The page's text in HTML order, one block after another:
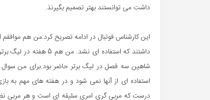
داشت می توانستند بهتر تصمیم بگیرنذ.
این کارشناس فوتبال در ادامه تصریح کرد:من هم
داشتند که استفاده
شاهین سه فصل در لیگ برتر حاضر بود.برای من سوال
استفاده ای از آنها نمی شود و در هفته های مهم به
درست که مربی گری امری سلیقه ای است و هر مربی